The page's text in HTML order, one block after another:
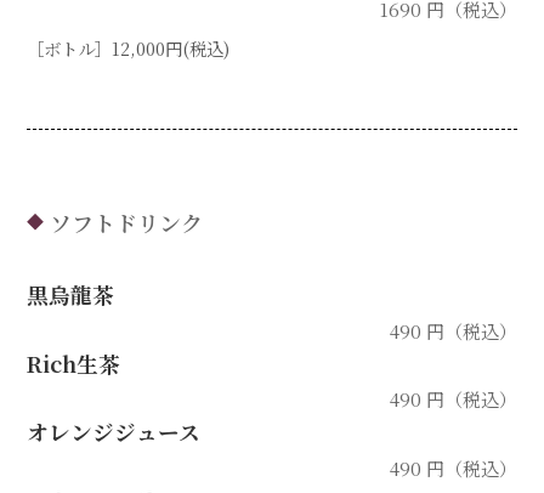
1690 円（税込）
［ボトル］12,000円(税込)
◆ ソフトドリンク
黒烏龍茶
490 円（税込）
Rich生茶
490 円（税込）
オレンジジュース
490 円（税込）